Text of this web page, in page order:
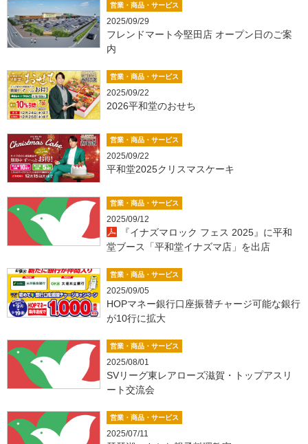
営業・商品・サービス
2025/09/29
フレンドマート今堅田店 オープン日のご案
内
営業・商品・サービス
2025/09/22
2026平和堂のおせち
営業・商品・サービス
2025/09/22
平和堂2025クリスマスケーキ
営業・商品・サービス
2025/09/12
『イナズマロック フェス 2025』に平和
堂ブース「平和堂イナズマ店」を出店
営業・商品・サービス
2025/09/05
HOPマネー銀行口座振替チャージ可能な銀行
が10行に拡大
営業・商品・サービス
2025/08/01
SVリーグ東レアローズ滋賀・トップアスリ
ート交流会
営業・商品・サービス
2025/07/11